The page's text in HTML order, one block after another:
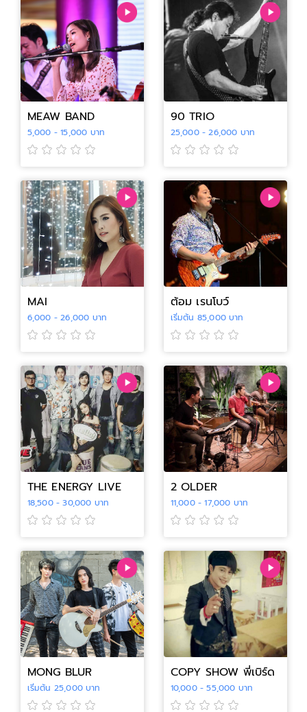
MEAW BAND
5,000 - 15,000 บาท
90 TRIO
25,000 - 26,000 บาท
MAI
6,000 - 26,000 บาท
ต้อม เรนโบว์
เริ่มต้น 85,000 บาท
THE ENERGY LIVE
18,500 - 30,000 บาท
2 OLDER
11,000 - 17,000 บาท
MONG BLUR
เริ่มต้น 25,000 บาท
COPY SHOW พี่เบิร์ด
10,000 - 55,000 บาท